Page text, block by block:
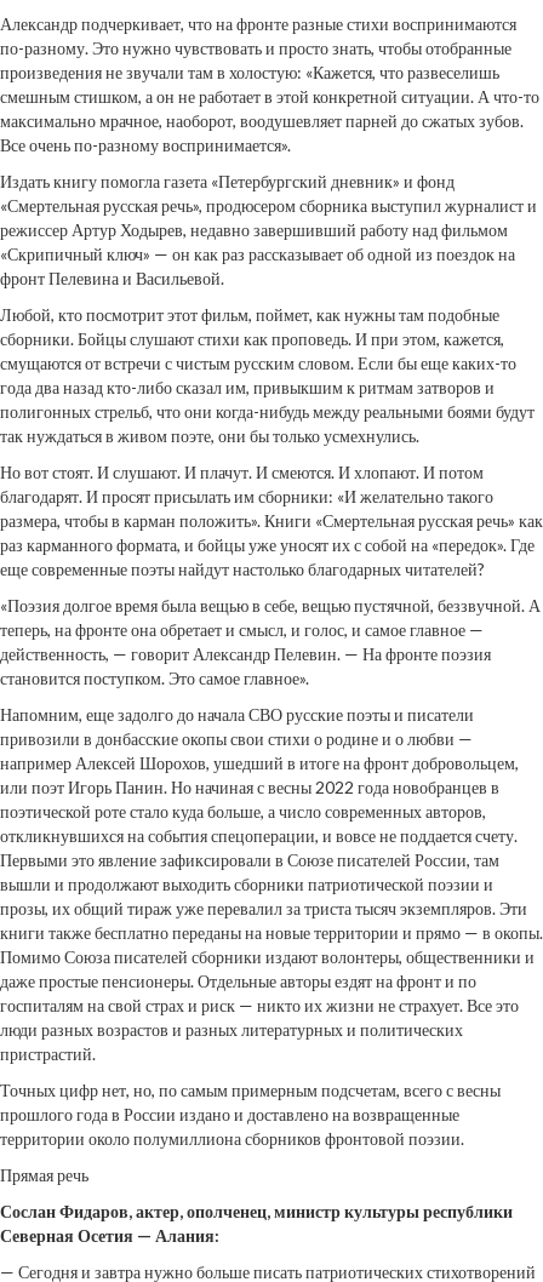
Александр подчеркивает, что на фронте разные стихи воспринимаются
по-разному. Это нужно чувствовать и просто знать, чтобы отобранные
произведения не звучали там в холостую: «Кажется, что развеселишь
смешным стишком, а он не работает в этой конкретной ситуации. А что-то
максимально мрачное, наоборот, воодушевляет парней до сжатых зубов.
Все очень по-разному воспринимается».
Издать книгу помогла газета «Петербургский дневник» и фонд
«Смертельная русская речь», продюсером сборника выступил журналист и
режиссер Артур Ходырев, недавно завершивший работу над фильмом
«Скрипичный ключ» — он как раз рассказывает об одной из поездок на
фронт Пелевина и Васильевой.
Любой, кто посмотрит этот фильм, поймет, как нужны там подобные
сборники. Бойцы слушают стихи как проповедь. И при этом, кажется,
смущаются от встречи с чистым русским словом. Если бы еще каких-то
года два назад кто-либо сказал им, привыкшим к ритмам затворов и
полигонных стрельб, что они когда-нибудь между реальными боями будут
так нуждаться в живом поэте, они бы только усмехнулись.
Но вот стоят. И слушают. И плачут. И смеются. И хлопают. И потом
благодарят. И просят присылать им сборники: «И желательно такого
размера, чтобы в карман положить». Книги «Смертельная русская речь» как
раз карманного формата, и бойцы уже уносят их с собой на «передок». Где
еще современные поэты найдут настолько благодарных читателей?
«Поэзия долгое время была вещью в себе, вещью пустячной, беззвучной. А
теперь, на фронте она обретает и смысл, и голос, и самое главное —
действенность, — говорит Александр Пелевин. — На фронте поэзия
становится поступком. Это самое главное».
Напомним, еще задолго до начала СВО русские поэты и писатели
привозили в донбасские окопы свои стихи о родине и о любви —
например Алексей Шорохов, ушедший в итоге на фронт добровольцем,
или поэт Игорь Панин. Но начиная с весны 2022 года новобранцев в
поэтической роте стало куда больше, а число современных авторов,
откликнувшихся на события спецоперации, и вовсе не поддается счету.
Первыми это явление зафиксировали в Союзе писателей России, там
вышли и продолжают выходить сборники патриотической поэзии и
прозы, их общий тираж уже перевалил за триста тысяч экземпляров. Эти
книги также бесплатно переданы на новые территории и прямо — в окопы.
Помимо Союза писателей сборники издают волонтеры, общественники и
даже простые пенсионеры. Отдельные авторы ездят на фронт и по
госпиталям на свой страх и риск — никто их жизни не страхует. Все это
люди разных возрастов и разных литературных и политических
пристрастий.
Точных цифр нет, но, по самым примерным подсчетам, всего с весны
прошлого года в России издано и доставлено на возвращенные
территории около полумиллиона сборников фронтовой поэзии.
Прямая речь
Сослан Фидаров, актер, ополченец, министр культуры республики
Северная Осетия — Алания:
— Сегодня и завтра нужно больше писать патриотических стихотворений